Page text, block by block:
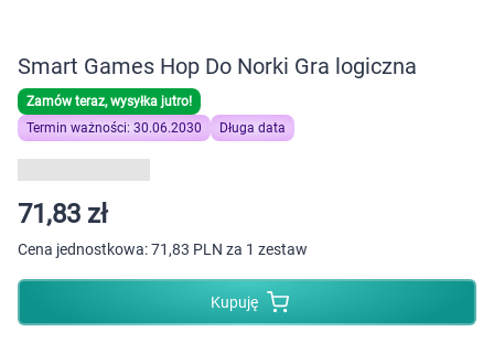
Zdrowie
Kobieta w ciąży i mama
Dziecko
Higiena
Kosmetyki
Smart Games Hop Do Norki Gra logiczna
Zamów teraz, wysyłka jutro!
Termin ważności: 30.06.2030
Długa data
71,83 zł
Cena jednostkowa:71,83 PLN za 1 zestaw
Kupuję